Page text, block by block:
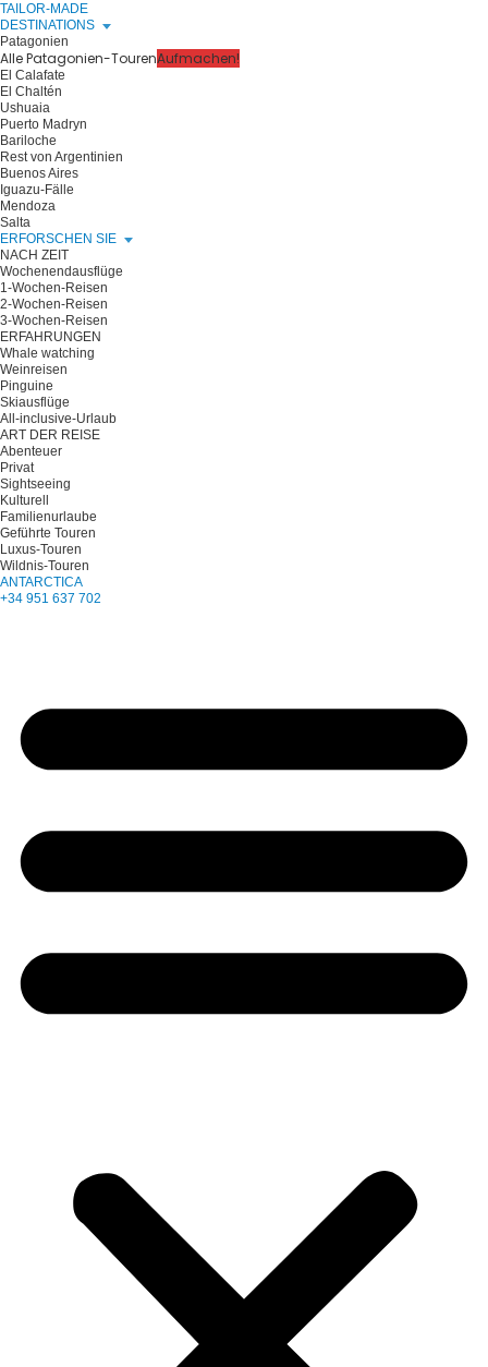
TAILOR-MADE
DESTINATIONS
Patagonien
Alle Patagonien-TourenAufmachen!
El Calafate
El Chaltén
Ushuaia
Puerto Madryn
Bariloche
Rest von Argentinien
Buenos Aires
Iguazu-Fälle
Mendoza
Salta
ERFORSCHEN SIE
NACH ZEIT
Wochenendausflüge
1-Wochen-Reisen
2-Wochen-Reisen
3-Wochen-Reisen
ERFAHRUNGEN
Whale watching
Weinreisen
Pinguine
Skiausflüge
All-inclusive-Urlaub
ART DER REISE
Abenteuer
Privat
Sightseeing
Kulturell
Familienurlaube
Geführte Touren
Luxus-Touren
Wildnis-Touren
ANTARCTICA
+34 951 637 702